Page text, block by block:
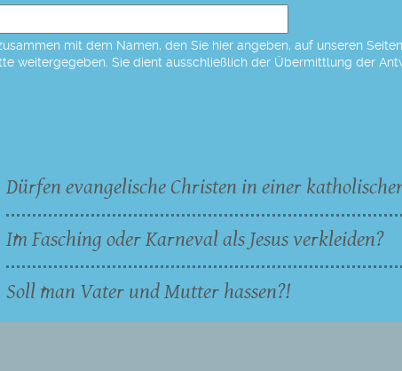
mit dem Namen, den Sie hier angeben, auf unseren
weitergegeben. Sie dient ausschließlich der Übermittlung der
Dürfen evangelische Christen in einer
Im Fasching oder Karneval als Jesus verkleiden?
Soll man Vater und Mutter hassen?!